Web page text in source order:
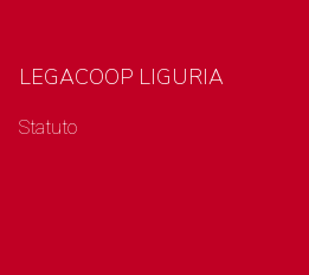
LEGACOOP LIGURIA
Statuto